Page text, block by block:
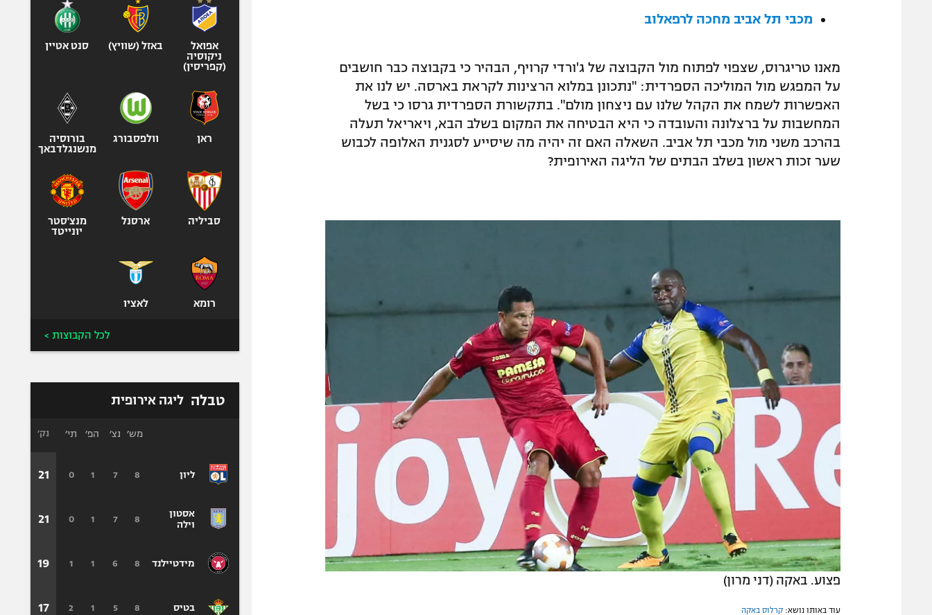
מכבי תל אביב מחכה לרפאלוב
מאנו טריגרוס, שצפוי לפתוח מול הקבוצה של ג'ורדי קרויף, הבהיר כי בקבוצה כבר חושבים
על המפגש מול המוליכה הספרדית: "נתכונן במלוא הרצינות לקראת בארסה. יש לנו את
האפשרות לשמח את הקהל שלנו עם ניצחון מולם". בתקשורת הספרדית גרסו כי בשל
המחשבות על ברצלונה והעובדה כי היא הבטיחה את המקום בשלב הבא, ויאריאל תעלה
בהרכב משני מול מכבי תל אביב. השאלה האם זה יהיה מה שיסייע לסגנית האלופה לכבוש
שער זכות ראשון בשלב הבתים של הליגה האירופית?
פצוע. באקה (דני מרון)
עוד באותו נושא: קרלוס באקה
אפואל
ניקוסיה
(קפריסין)
באזל (שוויץ) סנט אטיין
ראן וולפסבורג
בורוסיה
מנשנגלדבאך
סביליה ארסנל
מנצ'סטר
יונייטד
רומא לאציו
לכל הקבוצות >
טבלה ליגה אירופית
ליון
אסטון
וילה
מידטיילנד
בטיס
מש׳ נצ׳ הפ׳ תי׳
8
7
1
0
8
7
1
0
8
6
1
1
8
5
1
2
נק׳
21
21
19
17